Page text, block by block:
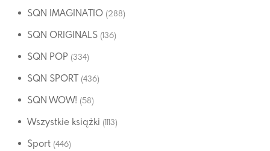
SQN IMAGINATIO (288)
SQN ORIGINALS (136)
SQN POP (334)
SQN SPORT (436)
SQN WOW! (58)
Wszystkie książki (1113)
Sport (446)